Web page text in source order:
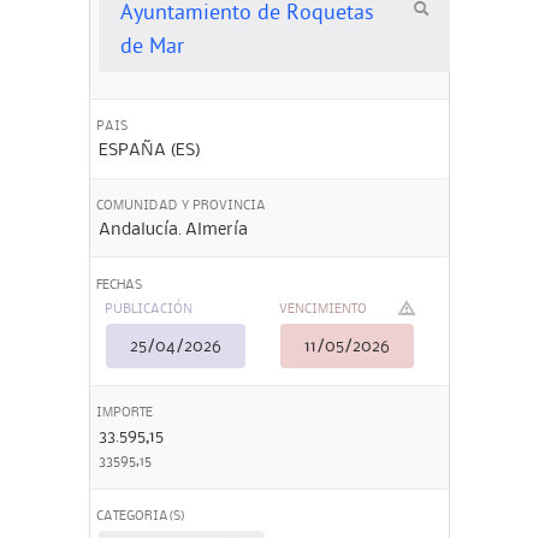
Ayuntamiento de Roquetas
de Mar
PAIS
ESPAÑA (ES)
COMUNIDAD Y PROVINCIA
Andalucía. Almería
FECHAS
PUBLICACIÓN
25/04/2026
VENCIMIENTO
11/05/2026
IMPORTE
33.595,15
33595,15
CATEGORIA(S)